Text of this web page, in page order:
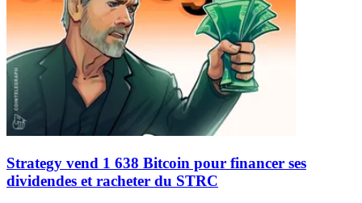
Strategy vend 1 638 Bitcoin pour financer ses
dividendes et racheter du STRC